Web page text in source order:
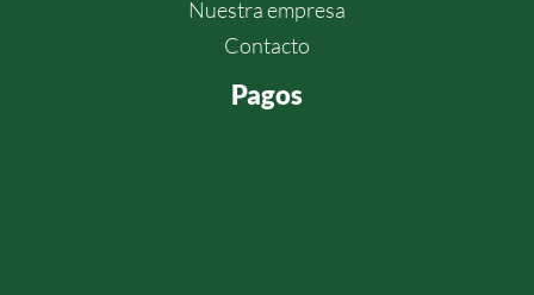
Nuestra empresa
Contacto
Pagos